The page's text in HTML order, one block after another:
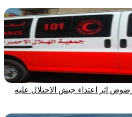
إثر اعتداء جيش الاحتلال عليه